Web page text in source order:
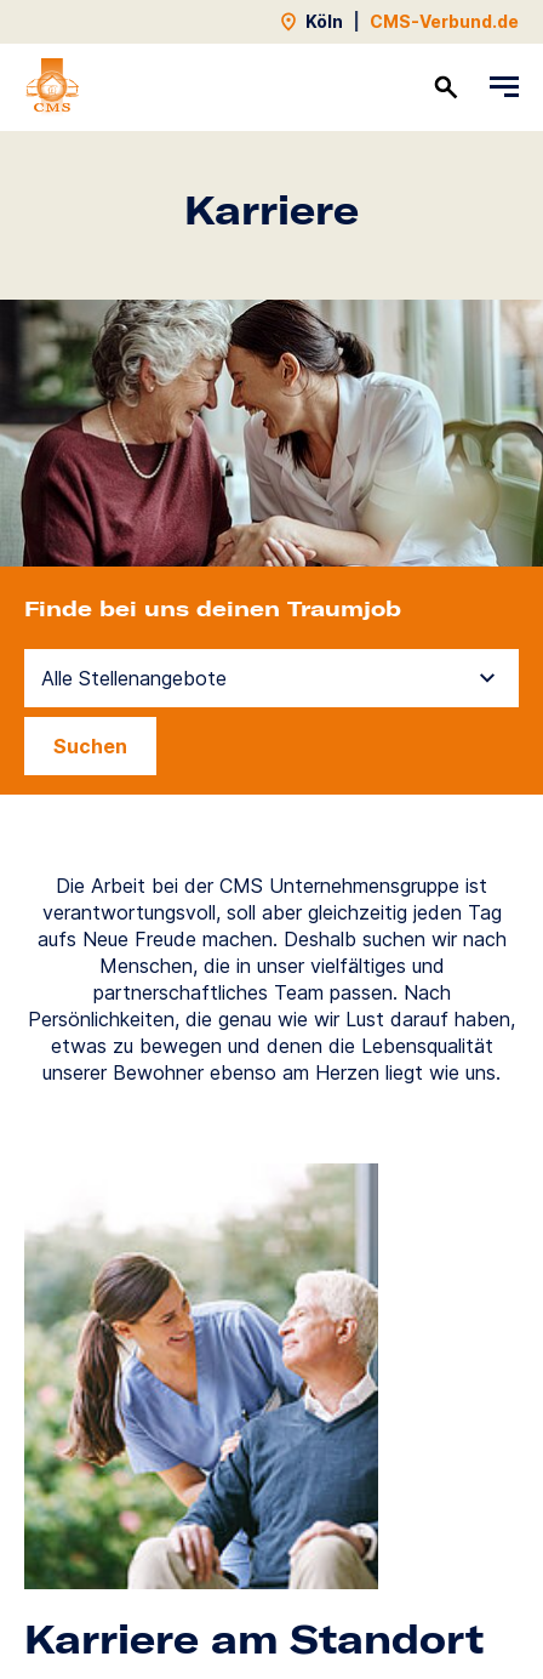
Köln CMS-Verbund.de
Karriere
Finde bei uns deinen Traumjob
Suchen
Die Arbeit bei der CMS Unternehmensgruppe ist
verantwortungsvoll, soll aber gleichzeitig jeden Tag
aufs Neue Freude machen. Deshalb suchen wir nach
Menschen, die in unser vielfältiges und
partnerschaftliches Team passen. Nach
Persönlichkeiten, die genau wie wir Lust darauf haben,
etwas zu bewegen und denen die Lebensqualität
unserer Bewohner ebenso am Herzen liegt wie uns.
Karriere am Standort